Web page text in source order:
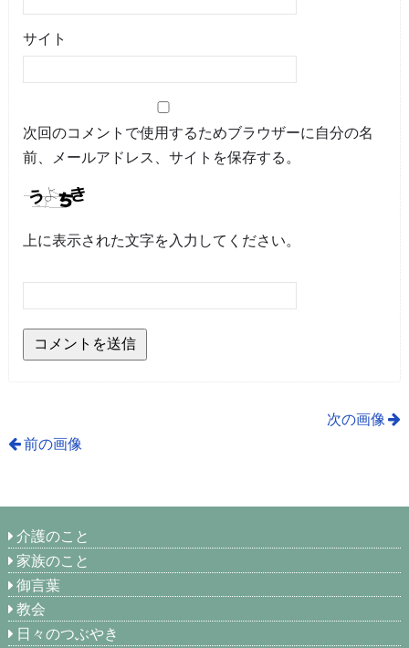
サイト
次回のコメントで使用するためブラウザーに自分の名
前、メールアドレス、サイトを保存する。
上に表示された文字を入力してください。
次の画像
前の画像
介護のこと
家族のこと
御言葉
教会
日々のつぶやき